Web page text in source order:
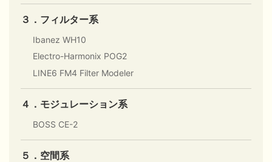
３．フィルター系
Ibanez WH10
Electro-Harmonix POG2
LINE6 FM4 Filter Modeler
４．モジュレーション系
BOSS CE-2
５．空間系